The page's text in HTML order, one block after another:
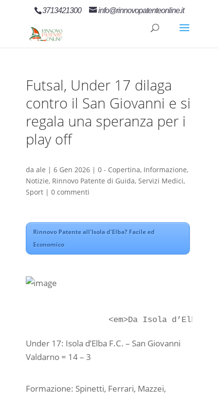
3713421300 info@rinnovopatenteonline.it
Futsal, Under 17 dilaga
contro il San Giovanni e si
regala una speranza per i
play off
da ale | 6 Gen 2026| 0 - Copertina, Informazione,
Notizie, Rinnovo Patente di Guida, Servizi Medici,
Sport| 0 commenti
Rinnovo Patente all'Isola d'Elba? Facile ed
Economico
Under 17: Isola d’Elba F.C. – San Giovanni
Valdarno = 14 – 3
Formazione: Spinetti, Ferrari, Mazzei,